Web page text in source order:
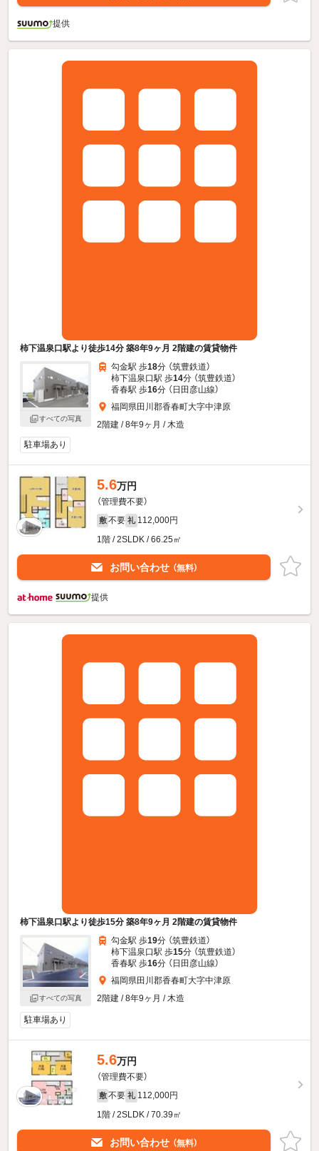
提供
柿下温泉口駅より徒歩14分 築8年9ヶ月 2階建の賃貸物件
すべての写真
勾金駅 歩18分 （筑豊鉄道）
柿下温泉口駅 歩14分 （筑豊鉄道）
香春駅 歩16分 （日田彦山線）
福岡県田川郡香春町大字中津原
2階建 / 8年9ヶ月 / 木造
駐車場あり
5.6万円
（管理費不要）
敷 不要 礼 112,000円
1階 / 2SLDK / 66.25㎡
お問い合わせ （無料）
提供
柿下温泉口駅より徒歩15分 築8年9ヶ月 2階建の賃貸物件
すべての写真
勾金駅 歩19分 （筑豊鉄道）
柿下温泉口駅 歩15分 （筑豊鉄道）
香春駅 歩16分 （日田彦山線）
福岡県田川郡香春町大字中津原
2階建 / 8年9ヶ月 / 木造
駐車場あり
5.6万円
（管理費不要）
敷 不要 礼 112,000円
1階 / 2SLDK / 70.39㎡
お問い合わせ （無料）